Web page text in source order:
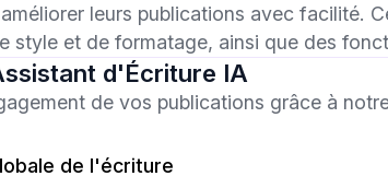
leurs publications avec facilité.
style et de formatage, ainsi que des
d'Écriture IA
de vos publications grâce à
de l'écriture